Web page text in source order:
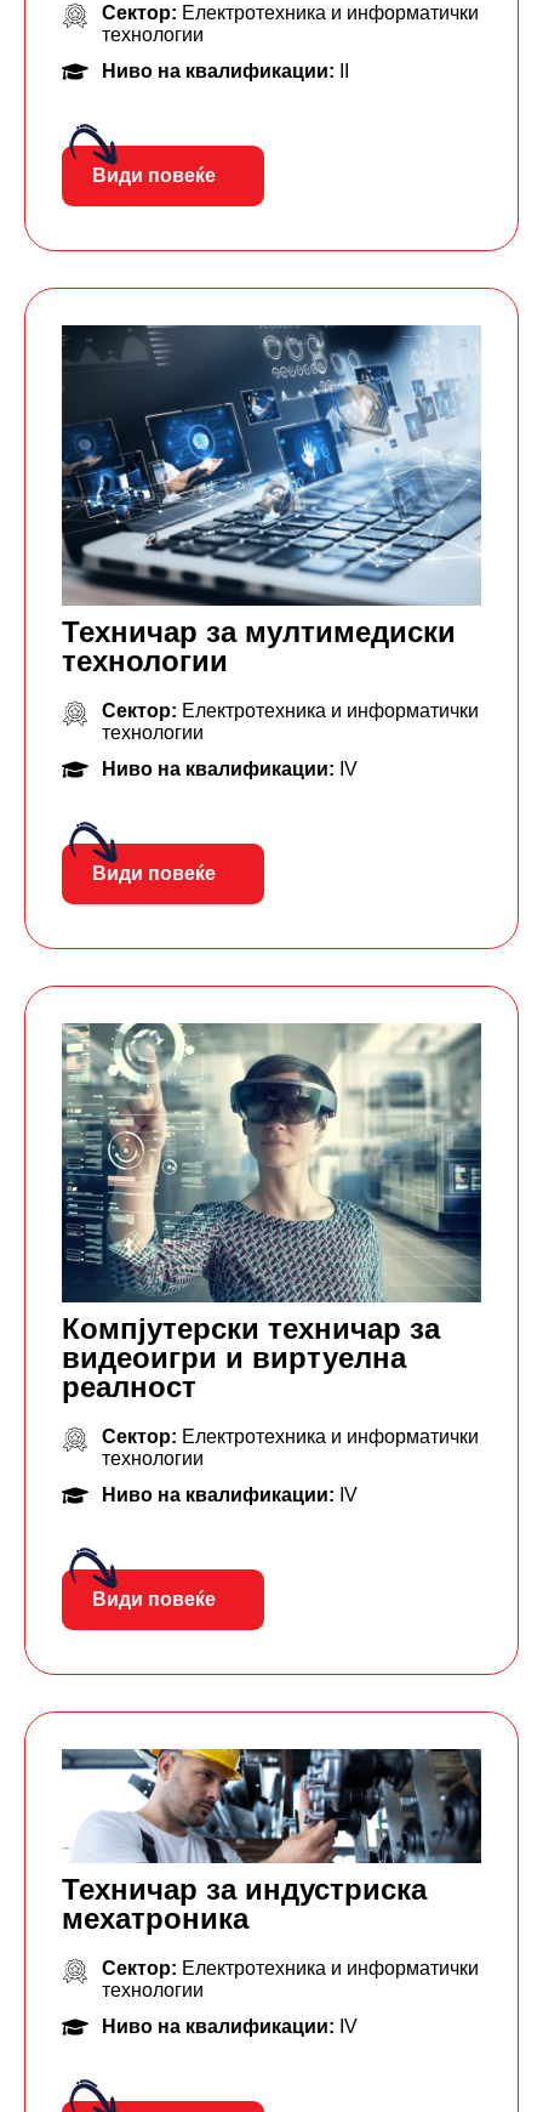
Сектор: Електротехника и информатички
технологии
Ниво на квалификации:
Види повеќе
Техничар за мултимедиски
технологии
Сектор: Електротехника и информатички
технологии
Ниво на квалификации: IV
Види повеќе
Компјутерски техничар за
видеоигри и виртуелна
реалност
Сектор: Електротехника и информатички
технологии
Ниво на квалификации: IV
Види повеќе
Техничар за индустриска
мехатроника
Сектор: Електротехника и информатички
технологии
Ниво на квалификации: IV